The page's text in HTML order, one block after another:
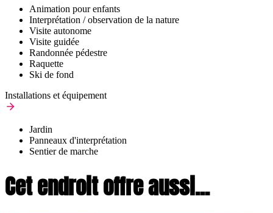
Animation pour enfants
Interprétation / observation de la nature
Visite autonome
Visite guidée
Randonnée pédestre
Raquette
Ski de fond
Installations et équipement
Jardin
Panneaux d'interprétation
Sentier de marche
Cet endroit offre aussi...